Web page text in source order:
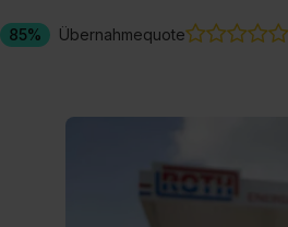
85% Übernahmequote
Hier gibt es (eigentlich)
Hier gibt es (eigentlich)